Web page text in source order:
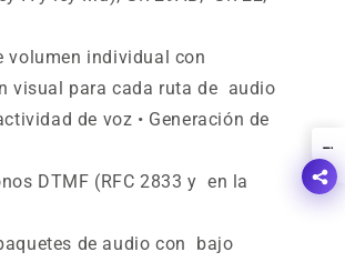
volumen individual con
visual para cada ruta de audio
de voz • Generación de
DTMF (RFC 2833 y en la
de audio con bajo
!